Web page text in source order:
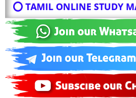
⭕ TAMIL ONLINE STUDY